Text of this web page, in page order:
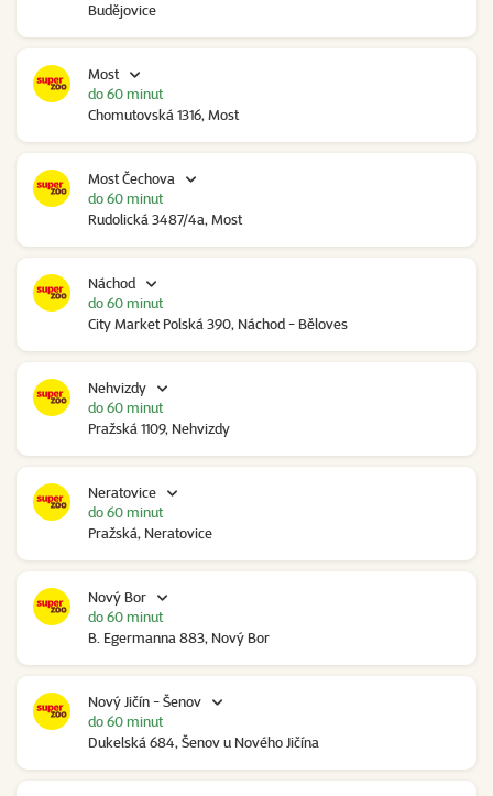
Budějovice
Most
Chomutovská 1316, Most
do 60 minut
Most Čechova
Rudolická 3487/4a, Most
do 60 minut
Náchod
City Market Polská 390, Náchod - Běloves
do 60 minut
Nehvizdy
Pražská 1109, Nehvizdy
do 60 minut
Neratovice
Pražská, Neratovice
do 60 minut
Nový Bor
B. Egermanna 883, Nový Bor
do 60 minut
Nový Jičín - Šenov
Dukelská 684, Šenov u Nového Jičína
do 60 minut